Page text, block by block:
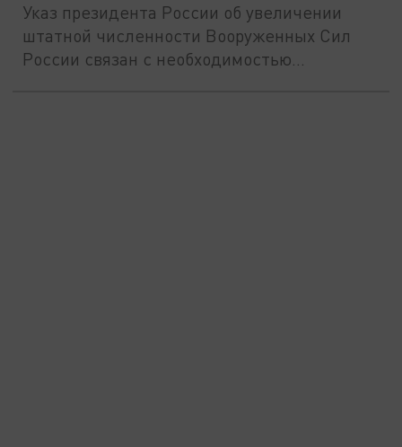
Указ президента России об увеличении
штатной численности Вооруженных Сил
России связан с необходимостью...